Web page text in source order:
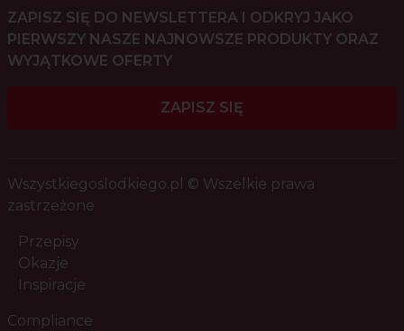
ZAPISZ SIĘ DO NEWSLETTERA I ODKRYJ JAKO
PIERWSZY NASZE NAJNOWSZE PRODUKTY ORAZ
WYJĄTKOWE OFERTY
ZAPISZ SIĘ
Wszystkiegoslodkiego.pl © Wszelkie prawa
zastrzeżone
Przepisy
Okazje
Inspiracje
Compliance